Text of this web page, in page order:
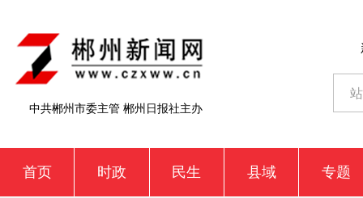
中共郴州市委主管 郴州日报社主办
首页 时政 民生 县域 专题